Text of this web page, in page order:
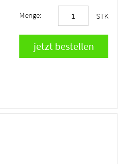
Menge: STK